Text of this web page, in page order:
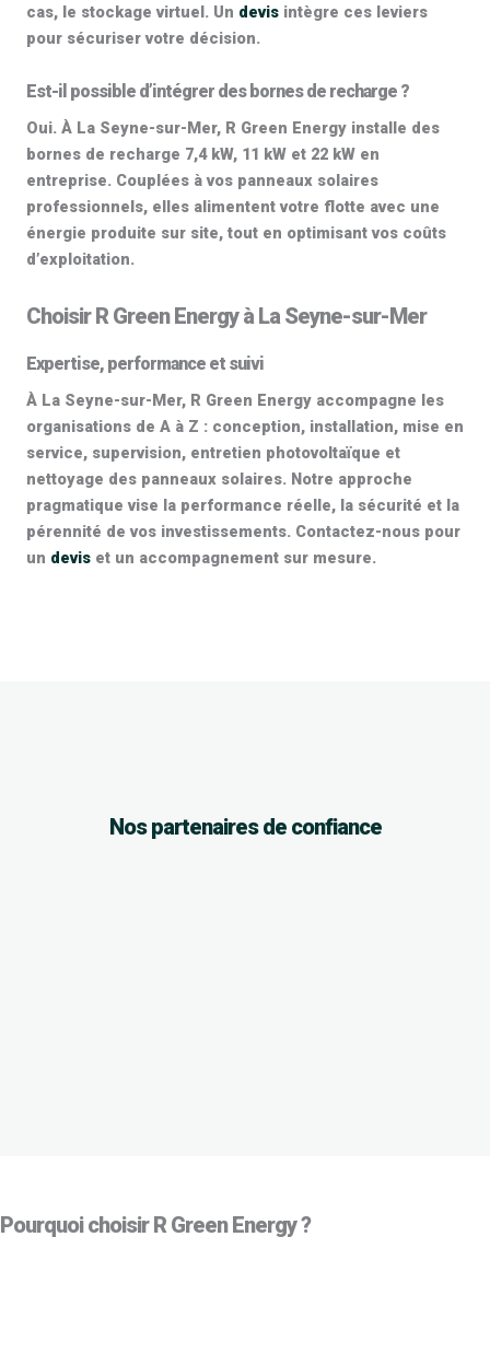
cas, le stockage virtuel. Un devis intègre ces leviers
pour sécuriser votre décision.
Est-il possible d’intégrer des bornes de recharge ?
Oui. À La Seyne-sur-Mer, R Green Energy installe des
bornes de recharge 7,4 kW, 11 kW et 22 kW en
entreprise. Couplées à vos panneaux solaires
professionnels, elles alimentent votre flotte avec une
énergie produite sur site, tout en optimisant vos coûts
d’exploitation.
Choisir R Green Energy à La Seyne-sur-Mer
Expertise, performance et suivi
À La Seyne-sur-Mer, R Green Energy accompagne les
organisations de A à Z : conception, installation, mise en
service, supervision, entretien photovoltaïque et
nettoyage des panneaux solaires. Notre approche
pragmatique vise la performance réelle, la sécurité et la
pérennité de vos investissements. Contactez-nous pour
un devis et un accompagnement sur mesure.
Nos partenaires de confiance
Pourquoi choisir R Green Energy ?